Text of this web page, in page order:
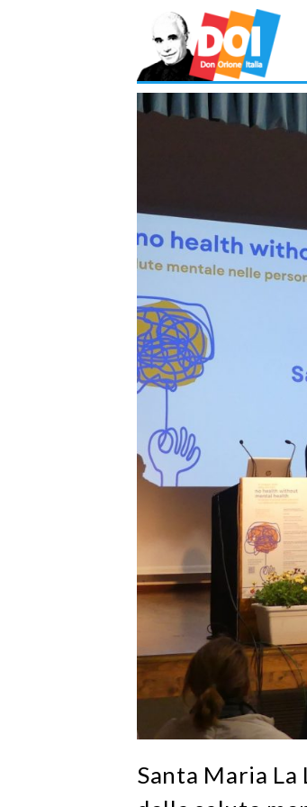
Santa Maria La